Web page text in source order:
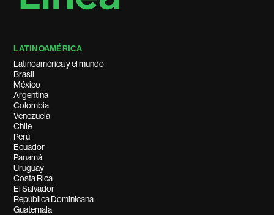
LATINOAMÉRICA
Latinoamérica y el mundo
Brasil
México
Argentina
Colombia
Venezuela
Chile
Perú
Ecuador
Panamá
Uruguay
Costa Rica
El Salvador
República Dominicana
Guatemala